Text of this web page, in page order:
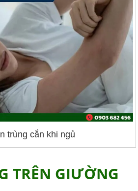
trùng cắn khi ngủ
TRÊN GIƯỜNG